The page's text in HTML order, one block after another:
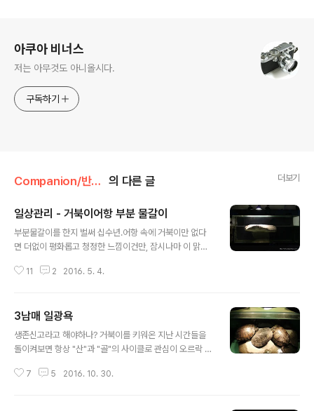
아쿠아 비너스
저는 아무것도 아니올시다.
구독하기
Companion/반려거북 의 다른 글 더보기
일상관리 - 거북이어항 부분 물갈이
부분물갈이를 한지 벌써 십수년.어항 속에 거북이만 없다
면 더없이 평화롭고 청정한 느낌이건만, 잠시나마 이 맑은
벌써 두번째 알을 낳아버려서 어항이 알탕이 되어 버렸다.
리인지. 만화를 보다가 패닉 상태의 어항을 방치할 수 없어
부분환수 실시. 거북이 없는 어항이 가장 평화로워 보이는
것을 보니 좀 지치긴 했나 보다. 내 인생의 걸림돌들을 차례
들과 함께 합사를 하였더니 폭 60Cm가 넘는 육지가 좁다.
11 2 2016. 5. 4.
3남매 일광욕
생존신고라고 해야하나? 거북이를 키워온 지난 시간들을
돌이켜보면 항상 "산"과 "골"의 사이클로 관심이 오르락 내
를 고치는데 신경이 가 있어 거북이의 관심도는 "골"에 가
7 5 2016. 10. 30.